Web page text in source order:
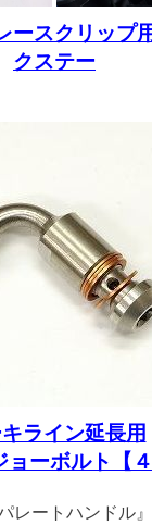
ースクリップ
クステー
ライン延長用
ーボルト【４
レートハンドル